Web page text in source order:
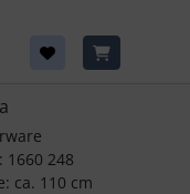
1660 248
ca. 110 cm